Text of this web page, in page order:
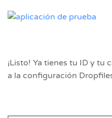
¡Listo! Ya tienes tu ID y tu
a la configuración